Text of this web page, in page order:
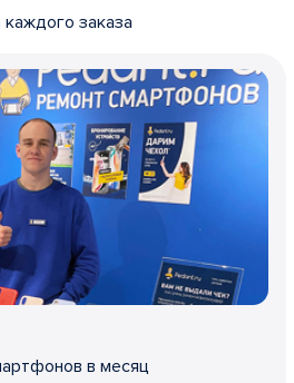
заказа
в месяц